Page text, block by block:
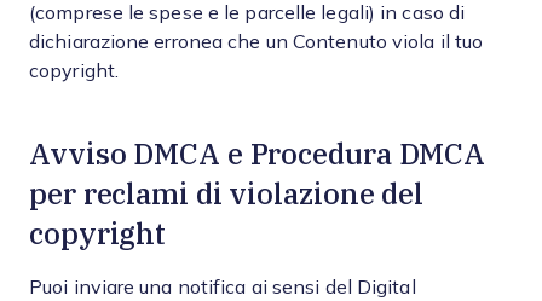
(comprese le spese e le parcelle legali) in caso di
dichiarazione erronea che un Contenuto viola il tuo
copyright.
Avviso DMCA e Procedura DMCA
per reclami di violazione del
copyright
Puoi inviare una notifica ai sensi del Digital